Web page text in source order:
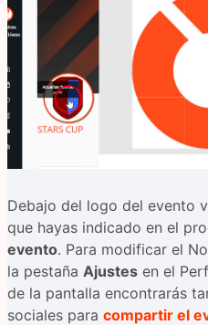
Debajo del logo del evento
que hayas indicado en el
evento. Para modificar el
la pestaña Ajustesen el
de la pantalla encontrarás
sociales para compartir el